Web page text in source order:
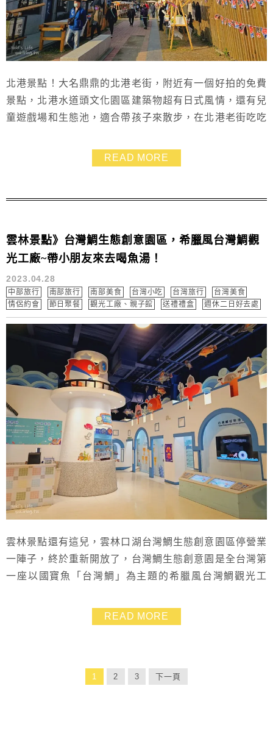
北港景點！大名鼎鼎的北港老街，附近有一個好拍的免費
景點，北港水道頭文化園區建築物超有日式風情，還有兒
童遊戲場和生態池，適合帶孩子來散步，在北港老街吃吃
READ MORE
雲林景點》台灣鯛生態創意園區，希臘風台灣鯛觀
光工廠~帶小朋友來去喝魚湯！
2023.04.28
中部旅行 南部旅行 南部美食 台灣小吃 台灣旅行
台灣美食
情侶約會
節日聚餐 觀光工廠、親子館 送禮禮盒 週休二日好去處
雲林景點還有這兒，雲林口湖台灣鯛生態創意園區停營業
一陣子，終於重新開放了，台灣鯛生態創意園是全台灣第
一座以國寶魚「台灣鯛」為主題的希臘風台灣鯛觀光工
台灣鯛生態創意園算是雲林口湖這帶可以吹冷氣還不錯的
親子景點，可跟萡子寮喔熊藝術村一起順遊～
READ MORE
1 2 3 下一頁